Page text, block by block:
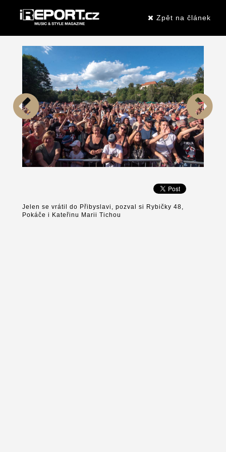
Zpět na článek
Jelen se vrátil do Přibyslavi, pozval si Rybičky 48,
Pokáče i Kateřinu Marii Tichou